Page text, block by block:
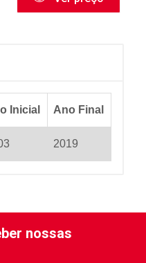
Inicial Ano Final
2019
nossas